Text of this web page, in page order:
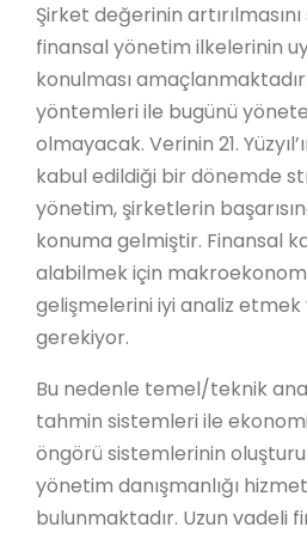
İLETİŞİM
Şirket değerinin
finansal yönetim ilkelerinin
konulması
yöntemleri ile bugünü
olmayacak. Verinin 21.
kabul edildiği bir dönemde
yönetim, şirketlerin
konuma gelmiştir. Finansal
alabilmek için
gelişmelerini iyi analiz
gerekiyor.
Bu nedenle temel/teknik
tahmin sistemleri ile
öngörü sistemlerinin
yönetim danışmanlığı
bulunmaktadır. Uzun vadeli